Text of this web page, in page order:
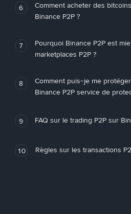
6
Comment acheter des
Binance P2P ?
7
Pourquoi Binance P2P est
marketplaces P2P ?
8
Comment puis-je me
Binance P2P service de
9 FAQ sur le trading P2P sur
10 Règles sur les transactions